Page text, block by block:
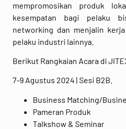
mempromosikan produk
kesempatan bagi pelaku
networking dan menjalin
pelaku industri lainnya.
Berikut Rangkaian Acara di
7-9 Agustus 2024 | Sesi B2B.
Business Matching/
Pameran Produk
Talkshow & Seminar